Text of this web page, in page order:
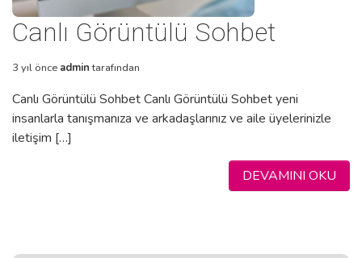
Canlı Görüntülü Sohbet
3 yıl önce admintarafından
Canlı Görüntülü Sohbet Canlı Görüntülü Sohbet yeni
insanlarla tanışmanıza ve arkadaşlarınız ve aile üyelerinizle
iletişim […]
DEVAMINI OKU